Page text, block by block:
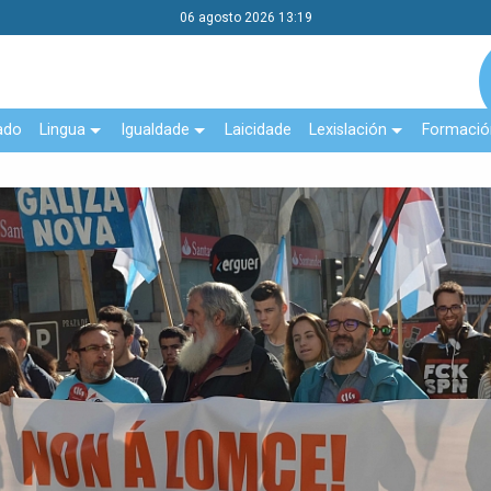
06 agosto 2026 13:19
Lingua Igualdade Laicidade Lexislación